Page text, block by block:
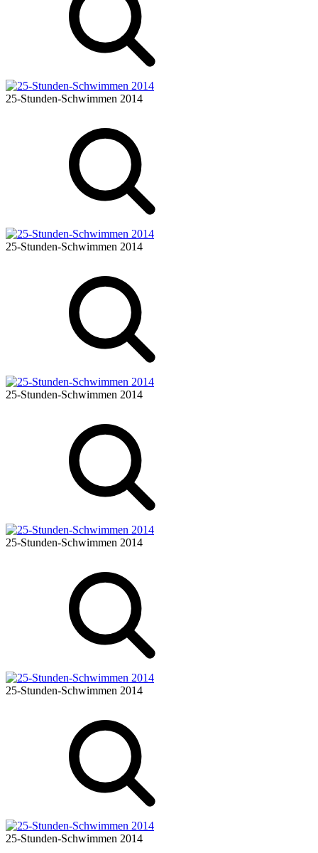
25-Stunden-Schwimmen 2014
25-Stunden-Schwimmen 2014
25-Stunden-Schwimmen 2014
25-Stunden-Schwimmen 2014
25-Stunden-Schwimmen 2014
25-Stunden-Schwimmen 2014